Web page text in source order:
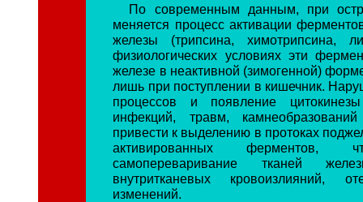
По современным данным, при
меняется процесс активации
железы (трипсина, химотрипсина,
физиологических условиях эти
железе в неактивной (зимогенной)
лишь при поступлении в кишечник.
процессов и появление
инфекций, травм,
привести к выделению в протоках
активированных ферментов,
самопереваривание тканей
внутритканевых кровоизлияний,
изменений.